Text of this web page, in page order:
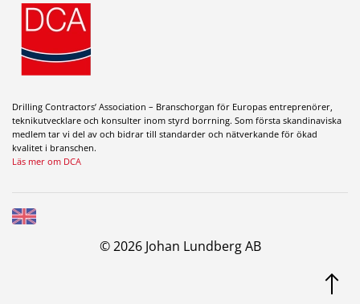
Drilling Contractors’ Association – Branschorgan för Europas entreprenörer,
teknikutvecklare och konsulter inom styrd borrning. Som första skandinaviska
medlem tar vi del av och bidrar till standarder och nätverkande för ökad
kvalitet i branschen.
Läs mer om DCA
© 2026 Johan Lundberg AB